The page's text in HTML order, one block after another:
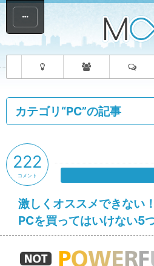
カテゴリ“PC”の記事
激しくオススメできない
PCを買ってはいけない5
222
コメント